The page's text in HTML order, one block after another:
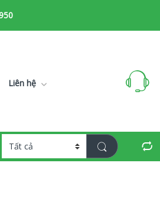
Liên hệ